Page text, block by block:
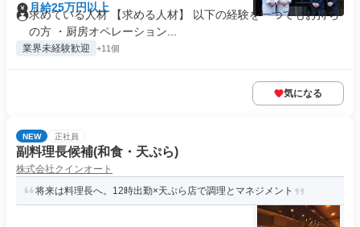
月給25万円以上
求めている人材 【求める人材】 以下の経験を一つでもお持ち
の方 ・厨房オペレーション...
業界未経験歓迎 +11個
気になる
NEW 正社員
副料理長候補(和食・天ぷら)
株式会社クインオート
将来は料理長へ。12時出勤×天ぷら店で調理とマネジメント